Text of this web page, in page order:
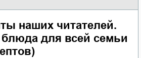
наших читателей.
для всей семьи